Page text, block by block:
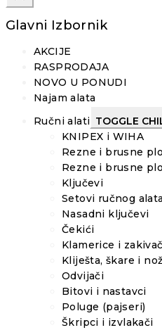
Glavni Izbornik
AKCIJE
RASPRODAJA
NOVO U PONUDI
Najam alata
Ručni alati TOGGLE
KNIPEX i WIHA
Rezne i brusne
Rezne i brusne
Ključevi
Setovi ručnog alata
Nasadni ključevi
Čekići
Klamerice i
Kliješta, škare i
Odvijači
Bitovi i nastavci
Poluge (pajseri)
Škripci i izvlakači